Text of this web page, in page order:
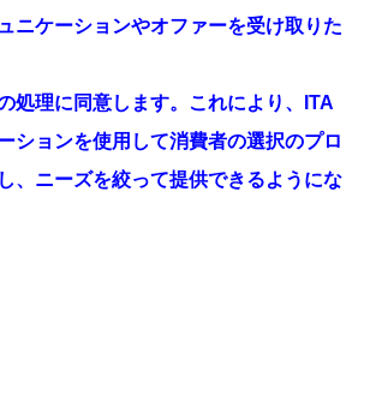
ニケーションやオファーを受け取りた
処理に同意します。これにより、ITA
ションを使用して消費者の選択のプロ
、ニーズを絞って提​​供できるようにな